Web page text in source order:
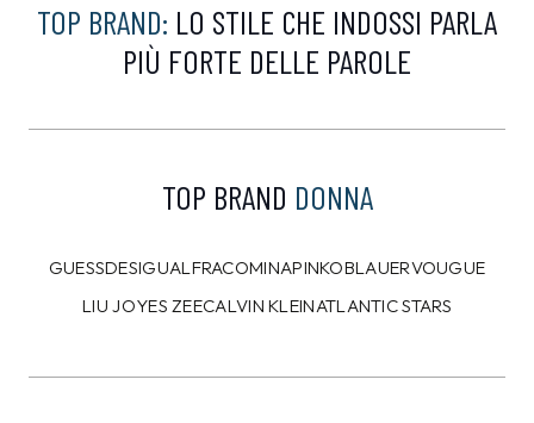
TOP BRAND: LO STILE CHE INDOSSI PARLA
PIÙ FORTE DELLE PAROLE
TOP BRAND DONNA
GUESSDESIGUALFRACOMINAPINKOBLAUERVOUGUE
LIU JOYES ZEECALVIN KLEINATLANTIC STARS